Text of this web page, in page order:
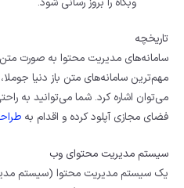
تاریخچه
مهم‌ترین سامانه‌های متن باز دنیا
می‌توان اشاره کرد. شما می‌توانید به
فضای مجازی آپلود کرده و اقدام به
سیستم مدیریت محتوای وب
یک سیستم مدیریت محتوا (سیستم